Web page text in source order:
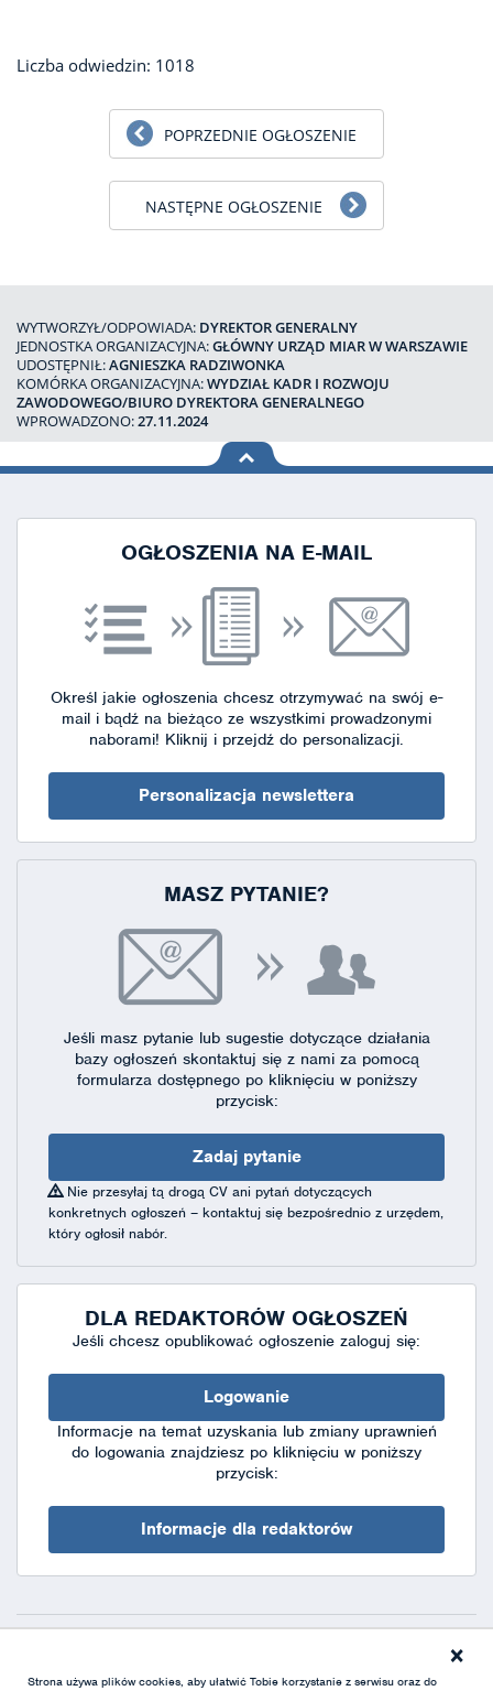
Liczba odwiedzin: 1018
POPRZEDNIE OGŁOSZENIE
NASTĘPNE OGŁOSZENIE
WYTWORZYŁ/ODPOWIADA: DYREKTOR GENERALNY
JEDNOSTKA ORGANIZACYJNA:GŁÓWNY URZĄD MIAR W WARSZAWIE
UDOSTĘPNIŁ:AGNIESZKA RADZIWONKA
KOMÓRKA ORGANIZACYJNA:WYDZIAŁ KADR I ROZWOJU
ZAWODOWEGO/BIURO DYREKTORA GENERALNEGO
WPROWADZONO:27.11.2024
na górę
OGŁOSZENIA NA E-MAIL
Określ jakie ogłoszenia chcesz otrzymywać na swój e-
mail i bądź na bieżąco ze wszystkimi prowadzonymi
naborami! Kliknij i przejdź do personalizacji.
Personalizacja newslettera
MASZ PYTANIE?
Jeśli masz pytanie lub sugestie dotyczące działania
bazy ogłoszeń skontaktuj się z nami za pomocą
formularza dostępnegopo kliknięciu w poniższy
przycisk:
Zadaj pytanie
Nie przesyłaj tą drogą CV ani pytań dotyczących
konkretnych ogłoszeń – kontaktuj się bezpośrednio z urzędem,
który ogłosił nabór.
DLA REDAKTORÓW OGŁOSZEŃ
Jeśli chcesz opublikować ogłoszenie zaloguj się:
Logowanie
Informacje na temat uzyskania lub zmiany uprawnień
do logowania znajdziesz po kliknięciu w poniższy
przycisk:
Informacje dla redaktorów
XML
Strona używa plików cookies, aby ułatwić Tobie korzystanie z serwisu oraz do
×